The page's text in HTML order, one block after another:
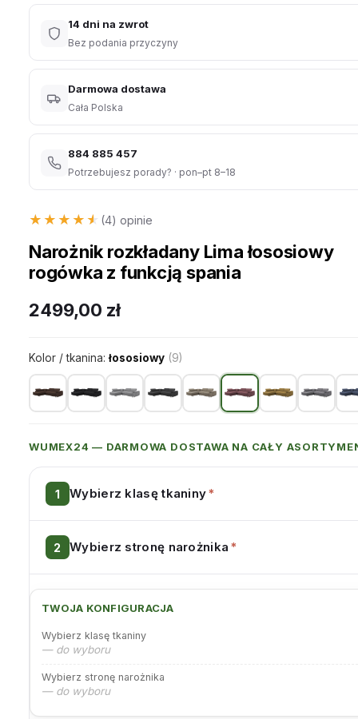
14 dni na zwrot
Bez podania przyczyny
Darmowa dostawa
Cała Polska
884 885 457
Potrzebujesz porady? · pon–pt 8–18
★★★★★
★★★★★ (4) opinie
Narożnik rozkładany Lima łososiowy
rogówka z funkcją spania
2499,00 zł
Kolor / tkanina:łososiowy (9)
WUMEX24 — DARMOWA DOSTAWA NA CAŁY
Wybierz klasę tkaniny*
Wybierz stronę narożnika *
TWOJA KONFIGURACJA
Wybierz klasę tkaniny
— do wyboru
Wybierz stronę narożnika
— do wyboru